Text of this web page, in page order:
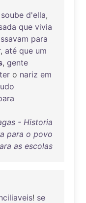
soube d'ella,
que vivia
para
, até que um
, gente
o nariz em
- Historia
para o povo
as escolas
! se